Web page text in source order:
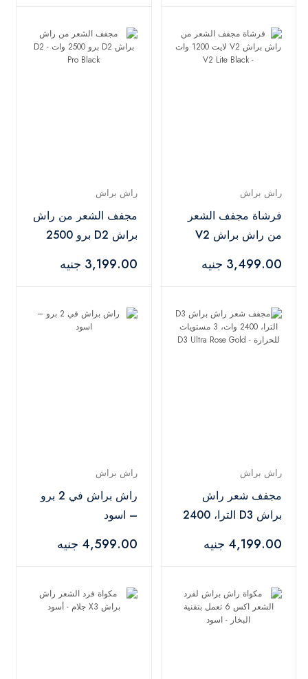
راش براش
فرشاة مجفف الشعر
من راش براش V2
Lite Black
3,499.00 جنيه
راش براش
مجفف الشعر من راش
براش D2 برو 2500
3,199.00 جنيه
راش براش
مجفف شعر راش
براش D3 الترا، 2400
للحرارة - D3 Ultra
4,199.00 جنيه
راش براش
راش براش في 2 برو
– اسود
4,599.00 جنيه